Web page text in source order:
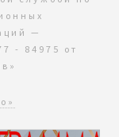
—
- 84975 от